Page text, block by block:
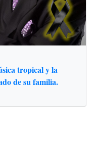
tropical y la
de su familia.